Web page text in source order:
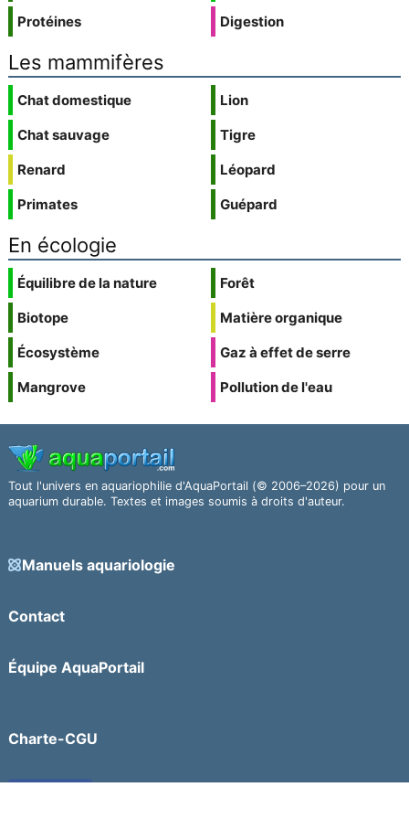
Protéines
Digestion
Les mammifères
Chat domestique
Chat sauvage
Renard
Primates
Lion
Tigre
Léopard
Guépard
En écologie
Équilibre de la nature
Biotope
Écosystème
Mangrove
Forêt
Matière organique
Gaz à effet de serre
Pollution de l'eau
Tout l'univers en aquariophilie d'AquaPortail (© 2006–2026) pour un
aquarium durable. Textes et images soumis à droits d'auteur.
Manuels aquariologie
Contact
Équipe AquaPortail
Charte-CGU